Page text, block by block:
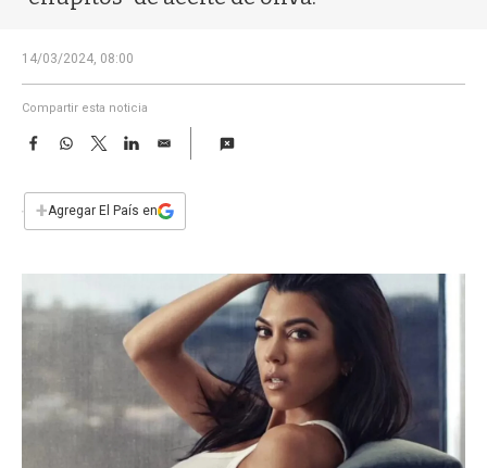
14/03/2024, 08:00
Compartir esta noticia
F
e
b
W
s
T
w
t
L
E
i
l
+Agregar El País en